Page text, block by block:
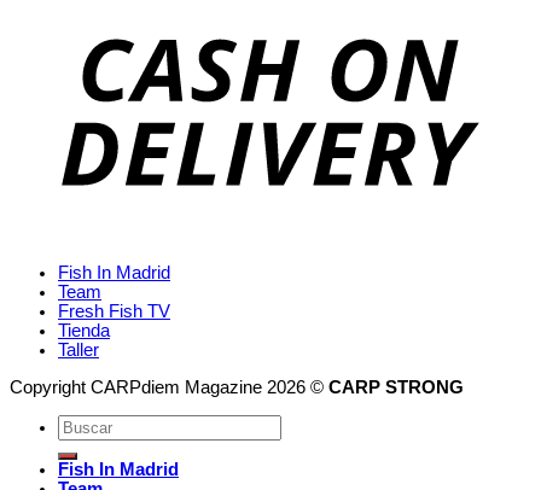
Fish In Madrid
Team
Fresh Fish TV
Tienda
Taller
Copyright CARPdiem Magazine 2026 © CARP STRONG
Fish In Madrid